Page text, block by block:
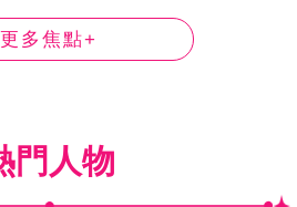
更多焦點+
門人物